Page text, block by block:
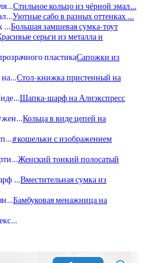
Стильное кольцо из чёрной эмал…
Уютные сабо в разных оттенках …
Большая замшевая сумка-тоут
серьги из металла и
Сапожки из
Стол-книжка пристенный на
Шапка-шарф на Алиэкспресс
Кольца в виде цепей на
#кошельки с изображением
Женский тонкий полосатый
Вместительная сумка из
Бамбуковая менажница на